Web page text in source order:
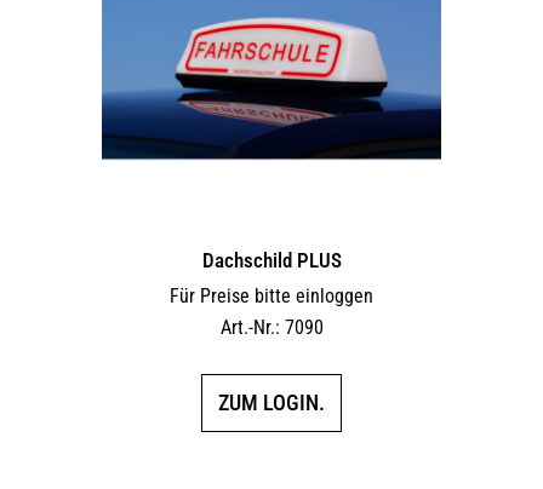
Dachschild PLUS
Für Preise bitte einloggen
Art.-Nr.: 7090
ZUM LOGIN.